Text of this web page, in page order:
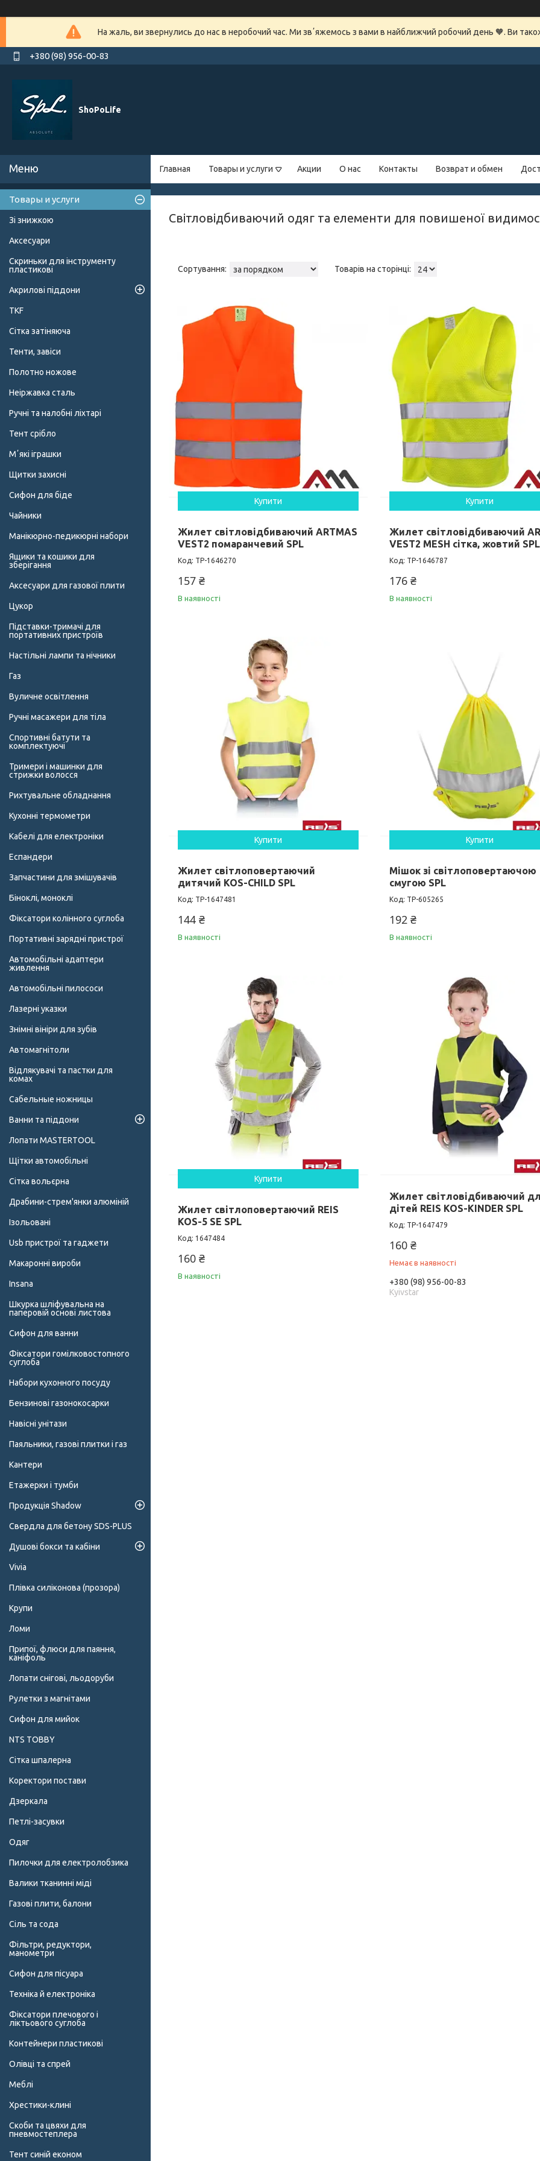
На жаль, ви звернулись до нас в неробочий час. Ми звʼяжемось з вами в найближчий робочий день 🧡. Ви
+380 (98) 956-00-83
ShoPoLife
Главная Товары и услуги Акции О нас Контакты Возврат и обмен
Світловідбиваючий одяг та елементи для повишеної
Купити
Жилет світловідбиваючий ARTMAS
VEST2 помаранчевий SPL
TP-1646270
157 ₴
В наявності
Купити
Жилет світловідбиваючий
VEST2 MESH сітка, жовтий SPL
TP-1646787
176 ₴
В наявності
Купити
Жилет світлоповертаючий
дитячий KOS-CHILD SPL
TP-1647481
144 ₴
В наявності
Купити
Мішок зі світлоповертаючою
смугою SPL
TP-605265
192 ₴
В наявності
Купити
Жилет світлоповертаючий REIS
KOS-5 SE SPL
1647484
160 ₴
В наявності
Жилет світловідбиваючий
дітей REIS KOS-KINDER SPL
TP-1647479
160 ₴
Немає в наявності
+380 (98) 956-00-83
Kyivstar
Товары и услуги
Зі знижкою
Аксесуари
Скриньки для інструменту
пластикові
Акрилові піддони
TKF
Сітка затіняюча
Тенти, завіси
Полотно ножове
Неіржавка сталь
Ручні та налобні ліхтарі
Тент срібло
Мʼякі іграшки
Щитки захисні
Сифон для біде
Чайники
Манікюрно-педикюрні набори
Ящики та кошики для
зберігання
Аксесуари для газової плити
Цукор
Підставки-тримачі для
портативних пристроїв
Настільні лампи та нічники
Газ
Вуличне освітлення
Ручні масажери для тіла
Спортивні батути та
комплектуючі
Тримери і машинки для
стрижки волосся
Рихтувальне обладнання
Кухонні термометри
Кабелі для електроніки
Еспандери
Запчастини для змішувачів
Біноклі, моноклі
Фіксатори колінного суглоба
Портативні зарядні пристрої
Автомобільні адаптери
живлення
Автомобільні пилососи
Лазерні указки
Знімні вініри для зубів
Автомагнітоли
Відлякувачі та пастки для
комах
Сабельные ножницы
Ванни та піддони
Лопати MASTERTOOL
Щітки автомобільні
Сітка вольєрна
Драбини-стрем'янки алюміній
Ізольовані
Usb пристрої та гаджети
Макаронні вироби
Insana
Шкурка шліфувальна на
паперовій основі листова
Сифон для ванни
Фіксатори гомілковостопного
суглоба
Набори кухонного посуду
Бензинові газонокосарки
Навісні унітази
Паяльники, газові плитки і газ
Кантери
Етажерки і тумби
Продукція Shadow
Свердла для бетону SDS-PLUS
Душові бокси та кабіни
Vivia
Плівка силіконова (прозора)
Крупи
Ломи
Припої, флюси для паяння,
каніфоль
Лопати снігові, льодоруби
Рулетки з магнітами
Сифон для мийок
NTS TOBBY
Сітка шпалерна
Коректори постави
Дзеркала
Петлі-засувки
Одяг
Пилочки для електролобзика
Валики тканинні міді
Газові плити, балони
Сіль та сода
Фільтри, редуктори,
манометри
Сифон для пісуара
Техніка й електроніка
Фіксатори плечового і
ліктьового суглоба
Контейнери пластикові
Олівці та спрей
Меблі
Хрестики-клині
Скоби та цвяхи для
пневмостеплера
Тент синій економ